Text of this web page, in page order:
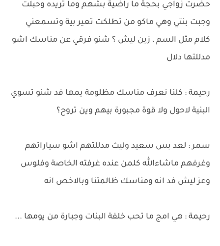
حضرت زواجي بحجة ما راضية بشهم وما تريده وحبلت
وجبت بنتي وهي ماكو من تطلكت تعير بية وتسمعني
كلام مثل السم ، زين ليش ؟ شنو فرقي عن مناسك اشو
مدللتها دلال
رحيمة : كلنا نعرف مناسك مظلومة يمها فد شنو تسوي
البنية لاحول ولا قوة مجبورة بيهم وين تروح؟
سمر : لعد بس سعيد وليث مدللتهم اشو سياراتهم
وغرفهم ماشاءالله كلمن عنده غرفته الخاصة وفلوس
وعز ليش فد انه ومناسك ظالمتنا وبالاخص انه
رحيمة : هي امج ما تحب خلفة البنات وجبارة من يومها ...